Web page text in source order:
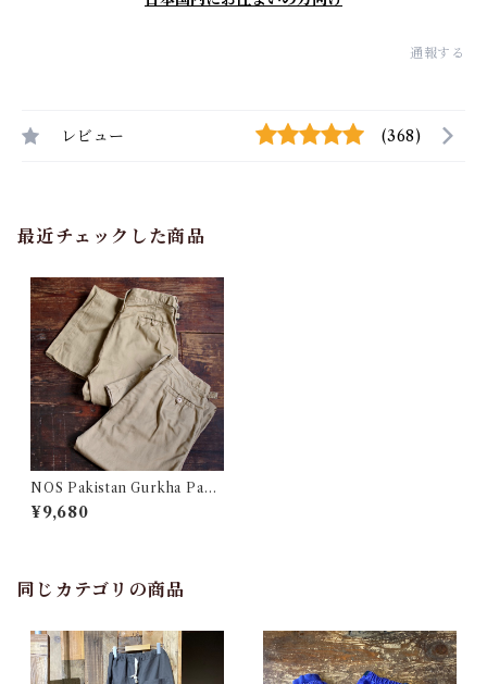
通報する
レビュー (368)
最近チェックした商品
NOS Pakistan Gurkha Pant
s #1/ パキスタン グルカ パン
ツ
¥9,680
同じカテゴリの商品